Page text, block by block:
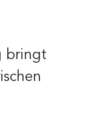
bringt